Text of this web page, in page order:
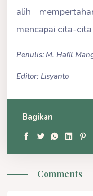
alih
mencapai cita-cita
Penulis: M. Hafil
Editor: Lisyanto
Bagikan
Comments